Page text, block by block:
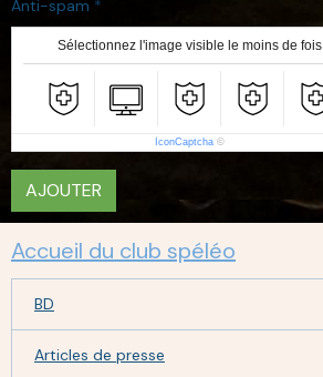
Anti-spam
Sélectionnez l'image visible le moins de fois
IconCaptcha ©
AJOUTER
Accueil du club spéléo
BD
Articles de presse